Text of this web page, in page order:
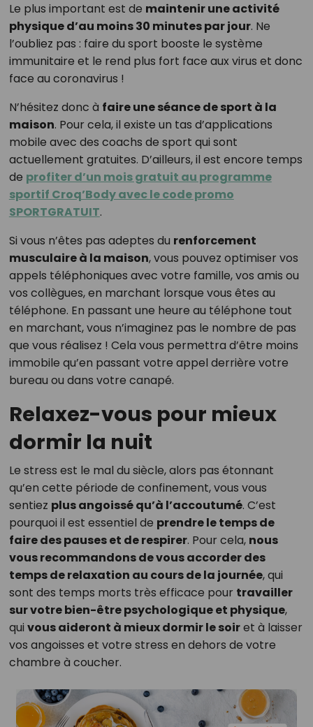
Le plus important est de maintenir une activité
physique d’au moins 30 minutes par jour. Ne
l’oubliez pas : faire du sport booste le système
immunitaire et le rend plus fort face aux virus et donc
face au coronavirus !
N’hésitez donc à faire une séance de sport à la
maison. Pour cela, il existe un tas d’applications
mobile avec des coachs de sport qui sont
actuellement gratuites. D’ailleurs, il est encore temps
de profiter d’un mois gratuit au programme
sportif Croq’Body avec le code promo
SPORTGRATUIT.
Si vous n’êtes pas adeptes du renforcement
musculaire à la maison, vous pouvez optimiser vos
appels téléphoniques avec votre famille, vos amis ou
vos collègues, en marchant lorsque vous êtes au
téléphone. En passant une heure au téléphone tout
en marchant, vous n’imaginez pas le nombre de pas
que vous réalisez ! Cela vous permettra d’être moins
immobile qu’en passant votre appel derrière votre
bureau ou dans votre canapé.
Relaxez-vous pour mieux
dormir la nuit
Le stress est le mal du siècle, alors pas étonnant
qu’en cette période de confinement, vous vous
sentiez plus angoissé qu’à l’accoutumé. C’est
pourquoi il est essentiel de prendre le temps de
faire des pauses et de respirer. Pour cela, nous
vous recommandons de vous accorder des
temps de relaxation au cours de la journée, qui
sont des temps morts très efficace pour travailler
sur votre bien-être psychologique et physique,
qui vous aideront à mieux dormir le soiret à laisser
vos angoisses et votre stress en dehors de votre
chambre à coucher.